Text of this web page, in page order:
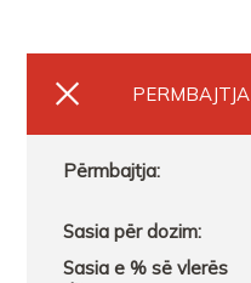
PERMBAJTJA